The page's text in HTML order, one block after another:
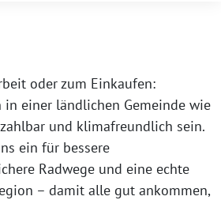
oder zum Einkaufen:
einer ländlichen Gemeinde wie
und klimafreundlich sein.
ein für bessere
Radwege und eine echte
– damit alle gut ankommen,